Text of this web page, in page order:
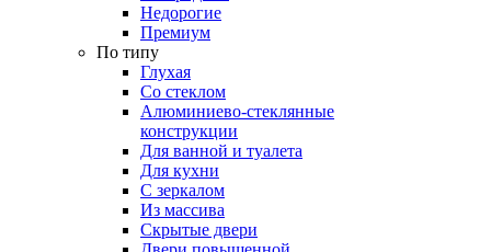
Недорогие
Премиум
По типу
Глухая
Со стеклом
Алюминиево-стеклянные
конструкции
Для ванной и туалета
Для кухни
С зеркалом
Из массива
Скрытые двери